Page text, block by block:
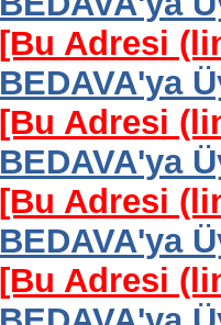
[Bu Adresi
BEDAVA'ya
[Bu Adresi
BEDAVA'ya
[Bu Adresi
BEDAVA'ya
[Bu Adresi